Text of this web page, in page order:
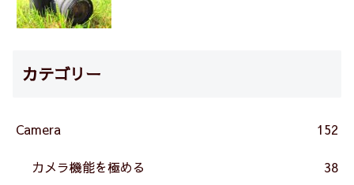
カテゴリー
Camera 152
カメラ機能を極める 38